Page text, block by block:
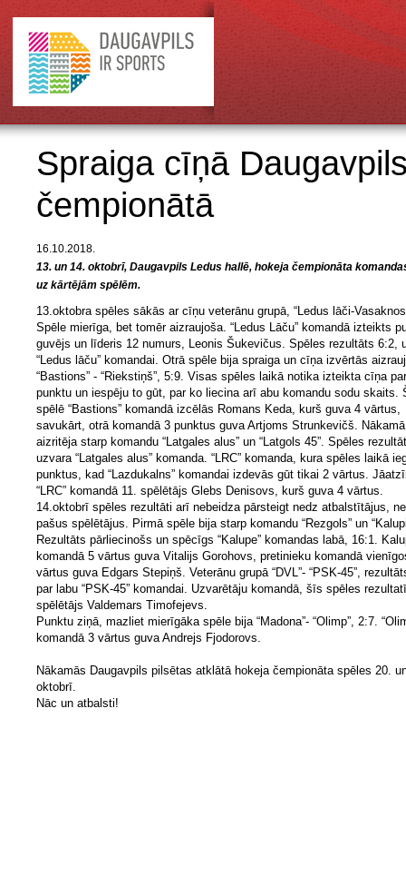
Spraiga cīņā
čempionātā
16.10.2018.
13. un 14. oktobrī, Daugavpils Ledus hallē, hokeja čempionāta
uz kārtējām spēlēm.
13.oktobra spēles sākās ar cīņu veterānu grupā, “Ledus lāči-
Spēle mierīga, bet tomēr aizraujoša. “Ledus Lāču” komandā izteikts
guvējs un līderis 12 numurs, Leonis Šukevičus. Spēles rezultāts 6:2,
“Ledus lāču” komandai. Otrā spēle bija spraiga un cīņa izvērtās
“Bastions” - “Riekstiņš”, 5:9. Visas spēles laikā notika izteikta cīņa
punktu un iespēju to gūt, par ko liecina arī abu komandu sodu skaits.
spēlē “Bastions” komandā izcēlās Romans Keda, kurš guva 4 vārtus,
savukārt, otrā komandā 3 punktus guva Artjoms Strunkevičš.
aizritēja starp komandu “Latgales alus” un “Latgols 45”. Spēles
uzvara “Latgales alus” komanda. “LRC” komanda, kura spēles laikā
punktus, kad “Lazdukalns” komandai izdevās gūt tikai 2 vārtus.
“LRC” komandā 11. spēlētājs Glebs Denisovs, kurš guva 4 vārtus.
14.oktobrī spēles rezultāti arī nebeidza pārsteigt nedz atbalstītājus,
pašus spēlētājus. Pirmā spēle bija starp komandu “Rezgols” un
Rezultāts pārliecinošs un spēcīgs “Kalupe” komandas labā, 16:1.
komandā 5 vārtus guva Vitalijs Gorohovs, pretinieku komandā
vārtus guva Edgars Stepiņš. Veterānu grupā “DVL”- “PSK-45”,
par labu “PSK-45” komandai. Uzvarētāju komandā, šīs spēles
spēlētājs Valdemars Timofejevs.
Punktu ziņā, mazliet mierīgāka spēle bija “Madona”- “Olimp”, 2:7.
komandā 3 vārtus guva Andrejs Fjodorovs.
Nākamās Daugavpils pilsētas atklātā hokeja čempionāta spēles 20.
oktobrī.
Nāc un atbalsti!